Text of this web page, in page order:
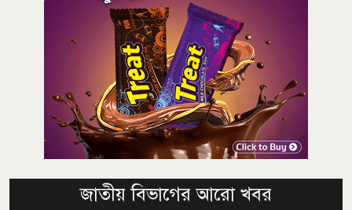
জাতীয় বিভাগের আরো খবর